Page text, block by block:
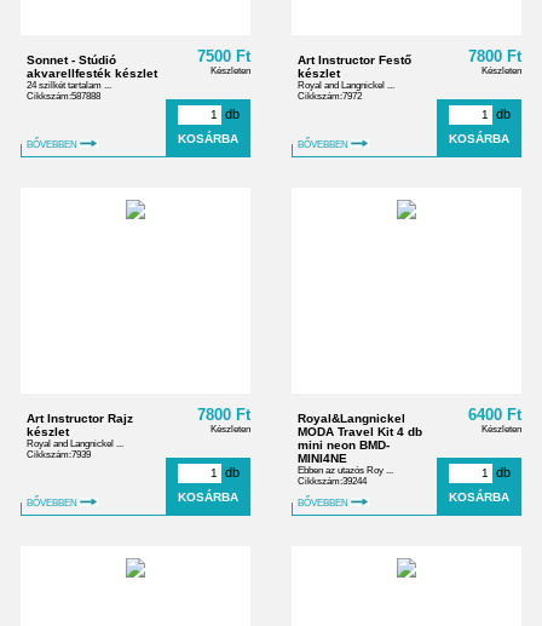
Sonnet - Stúdió
akvarellfesték készlet
24 szilkét tartalam ...
Cikkszám:587888
BŐVEBBEN
7500 Ft
Készleten
db
Art Instructor Festő
készlet
Royal and Langnickel ...
Cikkszám:7972
BŐVEBBEN
7800 Ft
Készleten
db
Art Instructor Rajz
készlet
Royal and Langnickel ...
Cikkszám:7939
BŐVEBBEN
7800 Ft
Készleten
db
Royal&Langnickel
MODA Travel Kit 4 db
mini neon BMD-
MINI4NE
Ebben az utazós Roy ...
Cikkszám:39244
BŐVEBBEN
6400 Ft
Készleten
db